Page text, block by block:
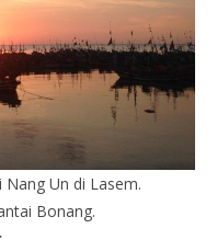
Un di Lasem.
Bonang.